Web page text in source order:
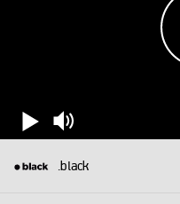
.black